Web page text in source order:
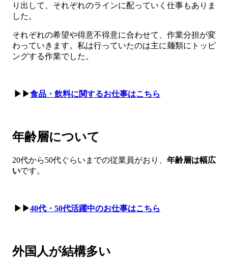
り出して、それぞれのラインに配っていく仕事もありま
した。
それぞれの希望や得意不得意に合わせて、作業分担が変
わっていきます。私は行っていたのは主に麺類にトッピ
ングする作業でした。
▶▶食品・飲料に関するお仕事はこちら
年齢層について
20代から50代ぐらいまでの従業員がおり、 年齢層は幅広
いです。
▶▶40代・50代活躍中のお仕事はこちら
外国人が結構多い